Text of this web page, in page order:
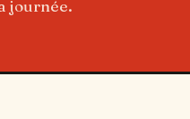
journée.